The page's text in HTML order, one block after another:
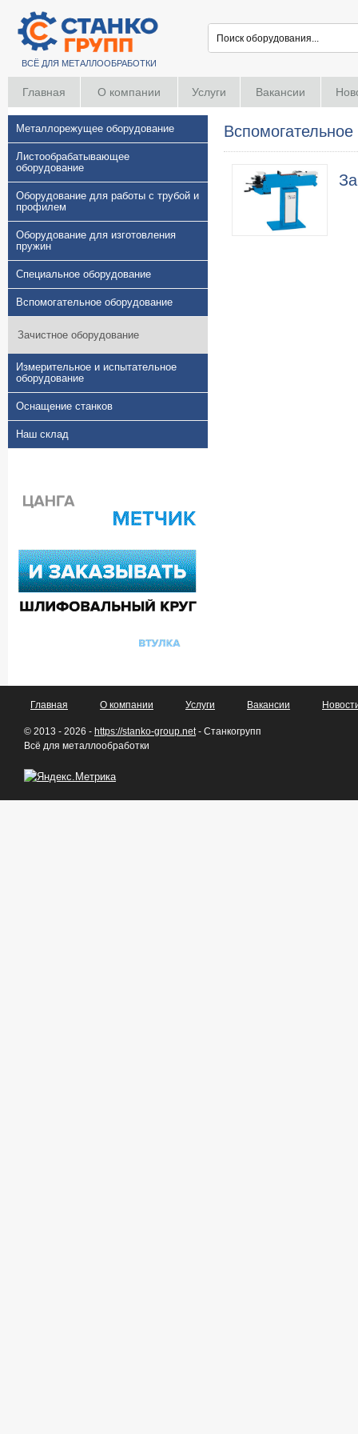
ВСЁ ДЛЯ МЕТАЛЛООБРАБОТКИ
Главная О компании Услуги Вакансии
Металлорежущее оборудование
Листообрабатывающее
оборудование
Оборудование для работы с трубой и
профилем
Оборудование для изготовления
пружин
Специальное оборудование
Вспомогательное оборудование
Зачистное оборудование
Измерительное и испытательное
оборудование
Оснащение станков
Наш склад
Главная О компании Услуги Вакансии
© 2013 - 2026 - https://stanko-group.net- Станкогрупп
Всё для металлообработки